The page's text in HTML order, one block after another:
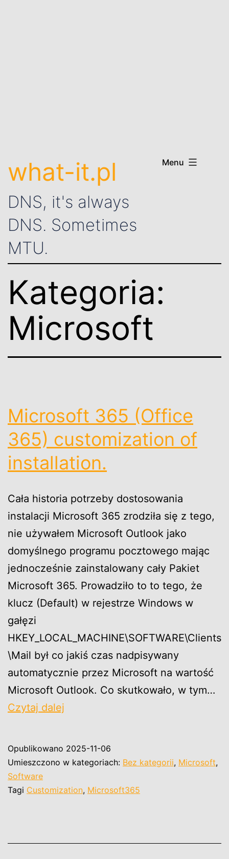
what-it.pl
DNS, it's always
DNS. Sometimes
MTU.
Menu
Kategoria:
Microsoft
Microsoft 365 (Office
365) customization of
installation.
Cała historia potrzeby dostosowania
instalacji Microsoft 365 zrodziła się z tego,
nie używałem Microsoft Outlook jako
domyślnego programu pocztowego mając
jednocześnie zainstalowany cały Pakiet
Microsoft 365. Prowadziło to to tego, że
klucz (Default) w rejestrze Windows w
gałęzi
HKEY_LOCAL_MACHINE\SOFTWARE\Clients
\Mail był co jakiś czas nadpisywany
automatycznie przez Microsoft na wartość
Microsoft Outlook. Co skutkowało, w tym…
Czytaj dalej
365)
of
Opublikowano 2025-11-06
Umieszczono w kategoriach: Bez kategorii, Microsoft,
Software
Tagi Customization, Microsoft365